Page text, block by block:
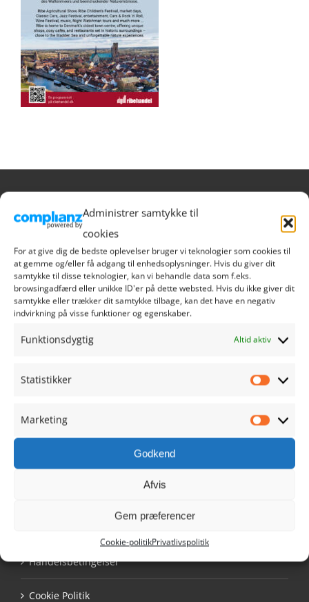
Administrer samtykke til
cookies
For at give dig de bedste oplevelser bruger vi teknologier som cookies til
at gemme og/eller få adgang til enhedsoplysninger. Hvis du giver dit
samtykke til disse teknologier, kan vi behandle data som f.eks.
browsingadfærd eller unikke ID'er på dette websted. Hvis du ikke giver dit
samtykke eller trækker dit samtykke tilbage, kan det have en negativ
indvirkning på visse funktioner og egenskaber.
Funktionsdygtig Altid aktiv
Statistikker
Marketing
Godkend
Afvis
Gem præferencer
Cookie-politikPrivatlivspolitik
Sct. Nicolaj Gade 1
6760 Ribe
Danmark
Tlf. 9390 1021
info@ribehandel.dk
Cvr.nr.: 28480628
NAVIGATION
Handelsbetingelser
Cookie Politik